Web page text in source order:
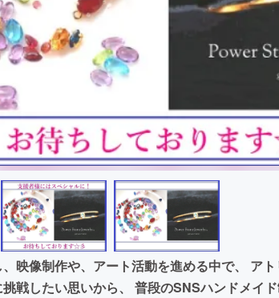
映像制作や、アート活動を進める中で、 ア
戦したい思いから、 普段のSNSハンドメイ